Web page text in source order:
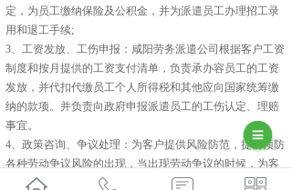
定，为员工缴纳保险及公积金，并为派遣员工办理招工录
用和退工手续;
3、工资发放、工伤申报：咸阳劳务派遣公司根据客户工资
制度和按月提供的工资支付清单，负责承办容员工的工资
发放，并代扣代缴员工个人所得税和其他应向国家统筹缴
纳的款项。并负责向政府申报派遣员工的工伤认定、理赔
事宜。
4、政策咨询、争议处理：为客户提供风险防范，提前预防
各种劳动争议风险的出现，当出现劳动争议的时候，为客
户解决各种问题。劳动法咨询及为企业提供突发事件的处